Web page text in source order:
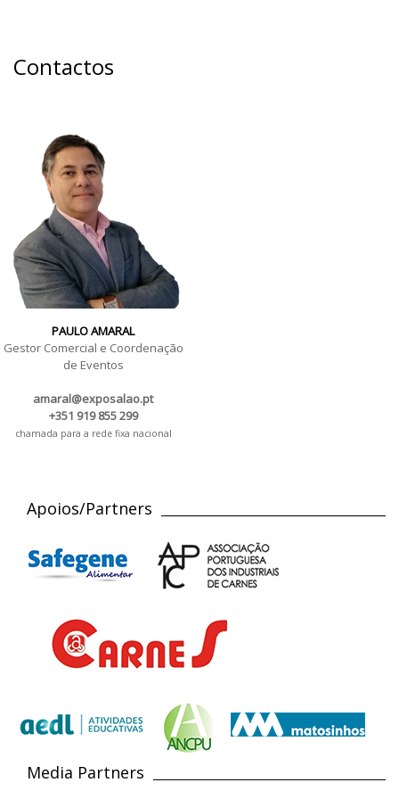
Contactos
PAULO AMARAL
Gestor Comercial e Coordenação
de Eventos
amaral@exposalao.pt
+351 919 855 299
chamada para a rede fixa nacional
Apoios/Partners
Media Partners